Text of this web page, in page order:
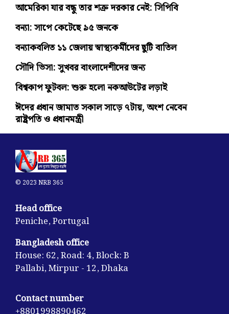
আমেরিকা যার বন্ধু তার শত্রু দরকার নেই: সিপিবি
বন্যা: সাপে কেটেছে ৯৫ জনকে
বন্যাকবলিত ১১ জেলায় স্বাস্থ্যকর্মীদের ছুটি বাতিল
সৌদি ভিসা: সুখবর বাংলাদেশীদের জন্য
বিশ্বকাপ ফুটবল: শুরু হলো নকআউটের লড়াই
ঈদের প্রধান জামাত সকাল সাড়ে ৭টায়, অংশ নেবেন
রাষ্ট্রপতি ও প্রধানমন্ত্রী
© 2023 NRB 365
Head office
Peniche, Portugal
Bangladesh office
House: 62, Road: 4, Block: B
Pallabi, Mirpur - 12, Dhaka
Contact number